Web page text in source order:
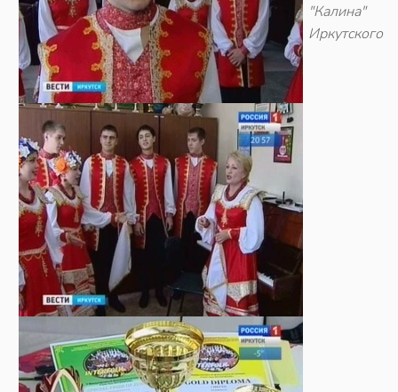
"Калина"
Иркутского